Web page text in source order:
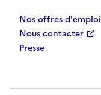
Nos offres d'emploi
Nous contacter
Presse